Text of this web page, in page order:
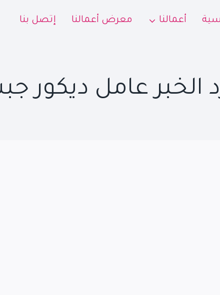
أعمالنا معرض أعمالنا إتصل بنا
عامل ديكور